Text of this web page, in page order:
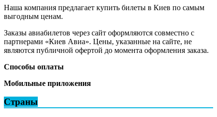
Наша компания предлагает купить билеты в Киев по самым
выгодным ценам.
Заказы авиабилетов через сайт оформляются совместно с
партнерами «Киев Авиа». Цены, указанные на сайте, не
являются публичной офертой до момента оформления заказа.
Способы оплаты
Мобильные приложения
Страны